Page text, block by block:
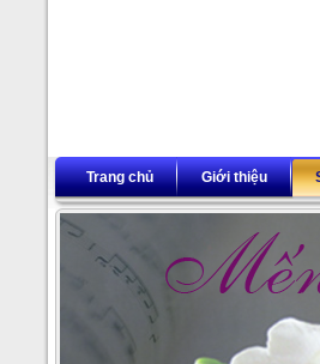
Trang chủ Giới thiệu